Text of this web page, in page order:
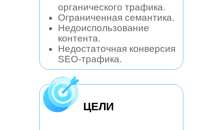
ЦЕЛИ
органического трафика.
Ограниченная семантика.
Недоиспользование
контента.
Недостаточная конверсия
SEO-трафика.